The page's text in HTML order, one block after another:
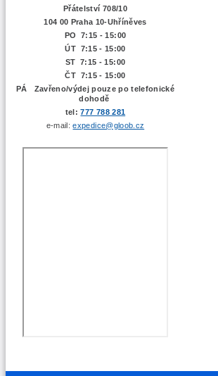
Přátelství 708/10
104 00 Praha 10-Uhříněves
PO 7:15 - 15:00
ÚT 7:15 - 15:00
ST 7:15 - 15:00
ČT 7:15 - 15:00
PÁ Zavřeno/výdej pouze po telefonické
dohodě
tel:777 788 281
e-mail:expedice@gloob.cz